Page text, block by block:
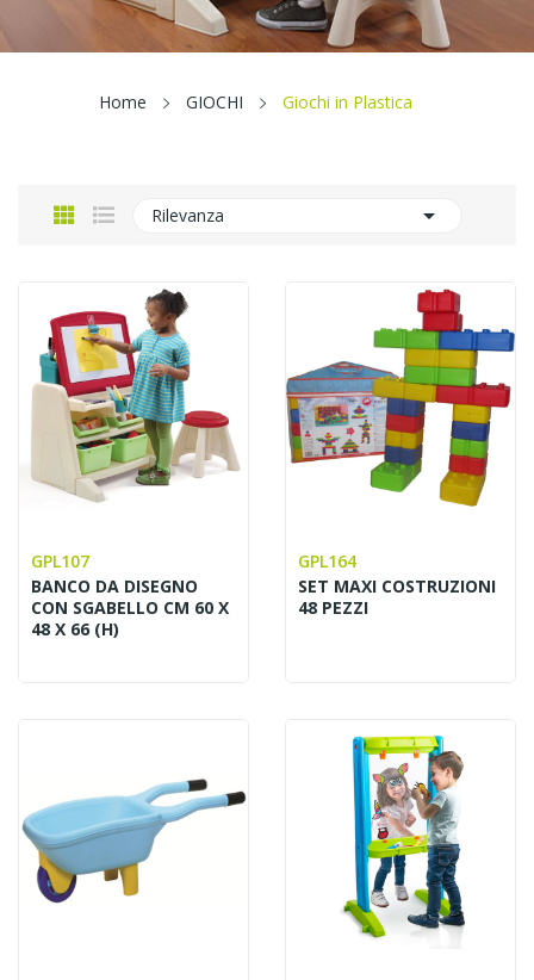
Home GIOCHI Giochi in Plastica
Rilevanza 
GPL107
BANCO DA DISEGNO
CON SGABELLO CM 60 X
48 X 66 (H)
GPL164
SET MAXI COSTRUZIONI
48 PEZZI